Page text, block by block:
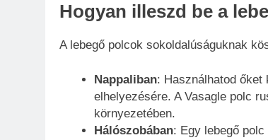
Hogyan illeszd be a
A lebegő polcok sokoldalúságuknak
Nappaliban: Használhatod őket
elhelyezésére. A Vasagle polc
környezetében.
Hálószobában: Egy lebegő